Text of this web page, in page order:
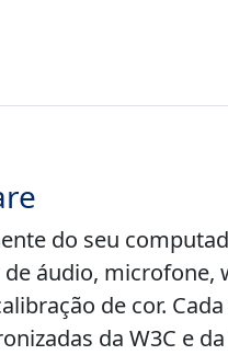
do seu
áudio, microfone,
de cor.
da W3C e da